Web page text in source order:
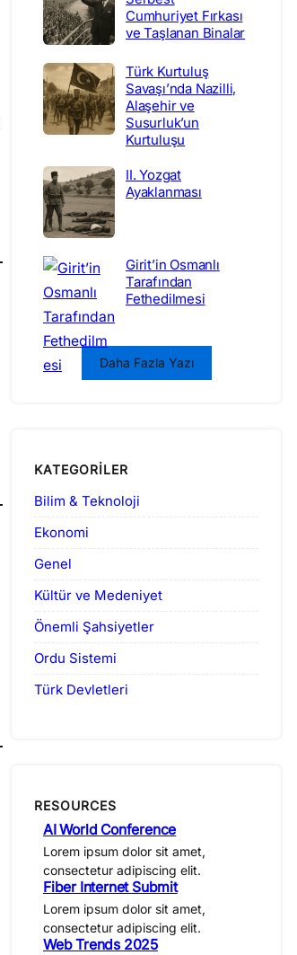
Cumhuriyet Fırkası
ve Taşlanan Binalar
Türk Kurtuluş
Savaşı’nda Nazilli,
Alaşehir ve
Susurluk’un
Kurtuluşu
II. Yozgat
Ayaklanması
Girit’in Osmanlı
Tarafından
Fethedilmesi
Daha Fazla Yazı
KATEGORILER
Bilim & Teknoloji
Ekonomi
Genel
Kültür ve Medeniyet
Önemli Şahsiyetler
Ordu Sistemi
Türk Devletleri
RESOURCES
AI World Conference
Lorem ipsum dolor sit amet,
consectetur adipiscing elit.
Fiber Internet Submit
Lorem ipsum dolor sit amet,
consectetur adipiscing elit.
Web Trends 2025